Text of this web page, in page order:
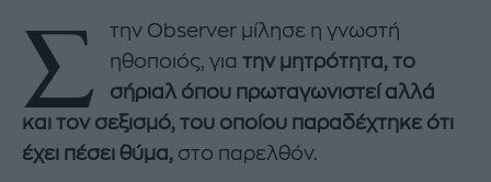
Σ
την Observer μίλησε η γνωστή
ηθοποιός, γιατην μητρότητα, το
σήριαλ όπου πρωταγωνιστεί αλλά
και τον σεξισμό, του οποίου παραδέχτηκε ότι
έχει πέσει θύμα, στο παρελθόν.